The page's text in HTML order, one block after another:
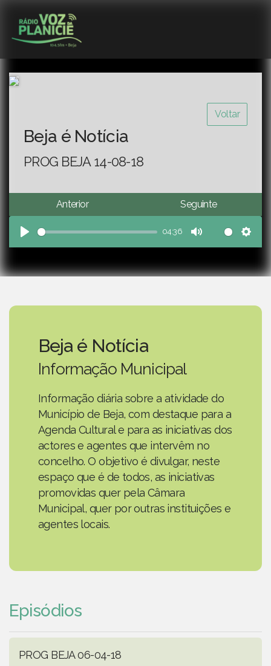
Voltar
Beja é Notícia
PROG BEJA 14-08-18
Anterior Seguinte
Play
04:36
Mute
Beja é Notícia
Informação Municipal
Informação diária sobre a atividade do
Município de Beja, com destaque para a
Agenda Cultural e para as iniciativas dos
actores e agentes que intervêm no
concelho. O objetivo é divulgar, neste
espaço que é de todos, as iniciativas
promovidas quer pela Câmara
Municipal, quer por outras instituições e
agentes locais.
Episódios
PROG BEJA 06-04-18